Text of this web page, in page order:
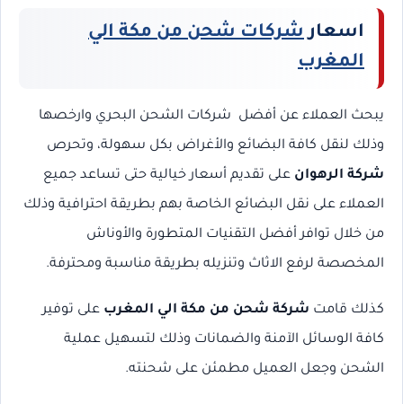
اسعارشركات شحن من مكة الي
المغرب
يبحث العملاء عن أفضل شركات الشحن البحري وارخصها
وذلك لنقل كافة البضائع والأغراض بكل سهولة، وتحرص
شركة الرهوان على تقديم أسعار خيالية حتى تساعد جميع
العملاء على نقل البضائع الخاصة بهم بطريقة احترافية وذلك
من خلال توافر أفضل التقنيات المتطورة والأوناش
المخصصة لرفع الاثاث وتنزيله بطريقة مناسبة ومحترفة.
كذلك قامت شركة شحن من مكة الي المغرب على توفير
كافة الوسائل الآمنة والضمانات وذلك لتسهيل عملية
الشحن وجعل العميل مطمئن على شحنته.